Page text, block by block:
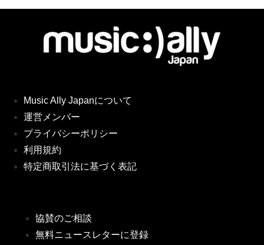
Music Ally Japanについて
運営メンバー
プライバシーポリシー
利用規約
特定商取引法に基づく表記
協賛のご相談
無料ニュースレターに登録